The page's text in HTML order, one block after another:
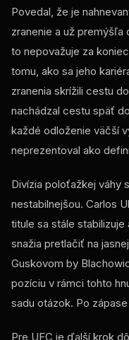
Povedal, že je
zranenie a už premýšľa
to nepovažuje za
tomu, ako sa jeho
zranenia skrížili cestu
nachádzal cestu späť
každé odloženie väčší
neprezentoval ako
Divízia poloťažkej váhy
nestabilnejšou. Carlos
titule sa stále
snažia pretlačiť na
Guskovom by
pozíciu v rámci tohto
sadu otázok. Po
Pre UFC je ďalší krok